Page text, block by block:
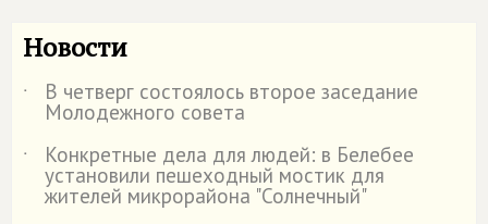
Новости
˙ В четверг состоялось второе заседание
Молодежного совета
˙
Конкретные дела для людей: в Белебее
установили пешеходный мостик для
жителей микрорайона "Солнечный"